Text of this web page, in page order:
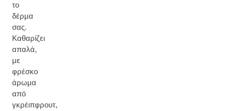
το
δέρμα
σας.
Καθαρίζει
απαλά,
με
φρέσκο
άρωμα
από
γκρέιπφρουτ,